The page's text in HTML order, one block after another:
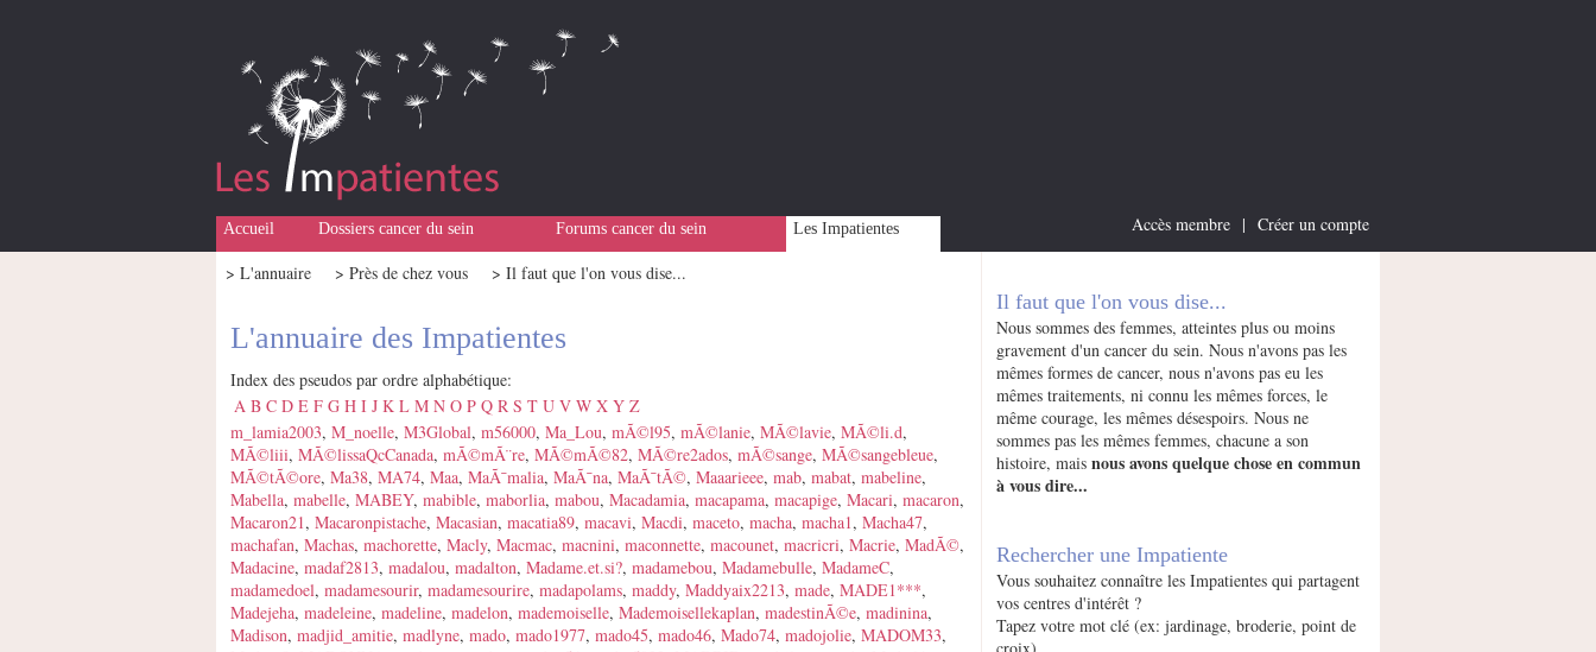
Accueil Dossiers cancer du sein Forums cancer du sein Les Impatientes Accès membre | Créer un compte
> L'annuaire > Près de chez vous > Il faut que l'on vous dise...
L'annuaire des Impatientes
Index des pseudos par ordre alphabétique:
A B C D E F G H I J K L M N O P Q R S T U V W X Y Z
m_lamia2003, M_noelle, M3Global, m56000, Ma_Lou, mÃ©l95, mÃ©lanie, MÃ©lavie, MÃ©li.d,
MÃ©liii, MÃ©lissaQcCanada, mÃ©mÃ¨re, MÃ©mÃ©82, MÃ©re2ados, mÃ©sange, MÃ©sangebleue,
MÃ©tÃ©ore, Ma38, MA74, Maa, MaÃ¯malia, MaÃ¯na, MaÃ¯tÃ©, Maaarieee, mab, mabat, mabeline,
Mabella, mabelle, MABEY, mabible, maborlia, mabou, Macadamia, macapama, macapige, Macari, macaron,
Macaron21, Macaronpistache, Macasian, macatia89, macavi, Macdi, maceto, macha, macha1, Macha47,
machafan, Machas, machorette, Macly, Macmac, macnini, maconnette, macounet, macricri, Macrie, MadÃ©,
Madacine, madaf2813, madalou, madalton, Madame.et.si?, madamebou, Madamebulle, MadameC,
madamedoel, madamesourir, madamesourire, madapolams, maddy, Maddyaix2213, made, MADE1***,
Madejeha, madeleine, madeline, madelon, mademoiselle, Mademoisellekaplan, madestinÃ©e, madinina,
Madison, madjid_amitie, madlyne, mado, mado1977, mado45, mado46, Mado74, madojolie, MADOM33,
Il faut que l'on vous dise...
Nous sommes des femmes, atteintes plus ou moins
gravement d'un cancer du sein. Nous n'avons pas les
mêmes formes de cancer, nous n'avons pas eu les
mêmes traitements, ni connu les mêmes forces, le
même courage, les mêmes désespoirs. Nous ne
sommes pas les mêmes femmes, chacune a son
histoire, mais nous avons quelque chose en commun
à vous dire...
Rechercher une Impatiente
Vous souhaitez connaître les Impatientes qui partagent
vos centres d'intérêt ?
Tapez votre mot clé (ex: jardinage, broderie, point de